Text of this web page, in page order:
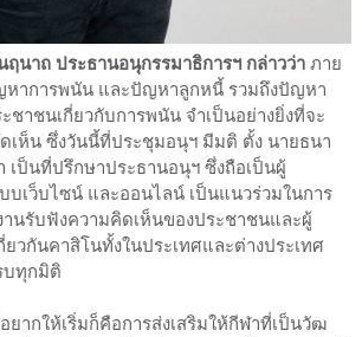
นาถ ประธานอนุกรรมาธิการฯ กล่าวว่า ภาย
หาการพนัน และปัญหาลูกหนี้ รวมถึงปัญหา
ชาชนเกี่ยวกับการพนัน จำเป็นอย่างยิ่งที่จะ
เห็น ซึ่งวันนี้ที่ประชุมอนุฯ มีมติ ตั้ง นายธนา
เป็นที่ปรึกษาประธานอนุฯ ซึ่งถือเป็นผู้
บเว็บไซน์ และออนไลน์ เป็นแนวร่วมในการ
านรับฟังความคิดเห็นของประชาชนและผู้
วกันคาสิโนทั้งในประเทศและต่างประเทศ
บทุกมิติ
ยากให้เริ่มก็คือการส่งเสริมให้กีฬาที่เป็นวัฒ